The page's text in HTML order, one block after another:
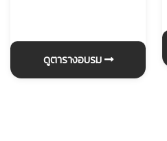
ดูตารางอบรม